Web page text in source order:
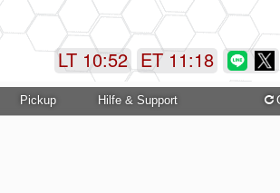
ET 11:19
LT 10:53
Pickup Hilfe & Support